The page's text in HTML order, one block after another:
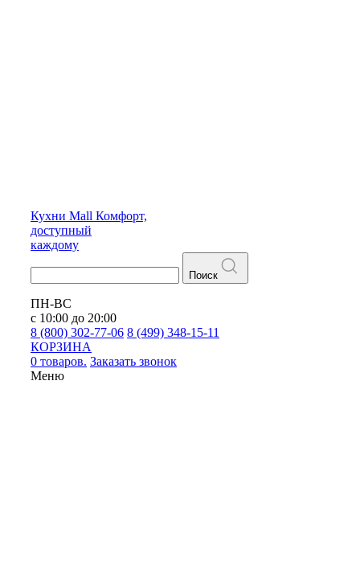
Кухни Mall Комфорт,
доступный
каждому
Поиск
ПН-ВС
с 10:00 до 20:00
8 (800) 302-77-06 8 (499) 348-15-11
КОРЗИНА
0 товаров. Заказать звонок
Меню